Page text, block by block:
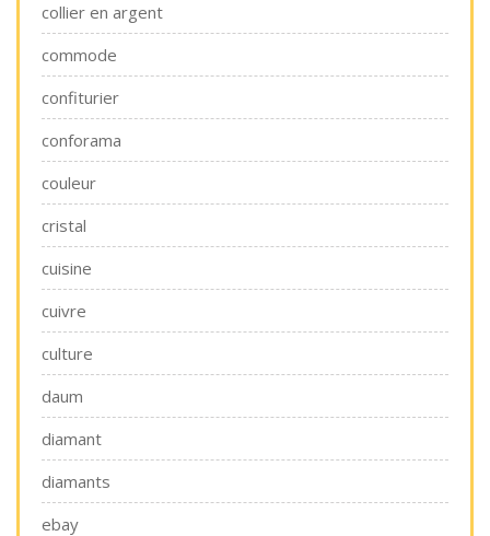
collier en argent
commode
confiturier
conforama
couleur
cristal
cuisine
cuivre
culture
daum
diamant
diamants
ebay